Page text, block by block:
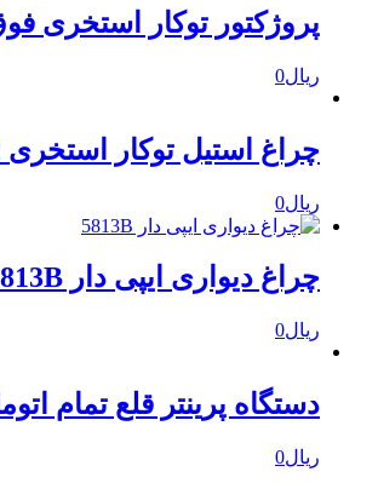
پروژکتور توکار استخری فوق
ریال0
چراغ استیل توکار استخری 12 وات تک رنگ 18 وات فولکالر
ریال0
چراغ دیواری ایپی دار 5813B
ریال0
دستگاه پرینتر قلع تمام
ریال0